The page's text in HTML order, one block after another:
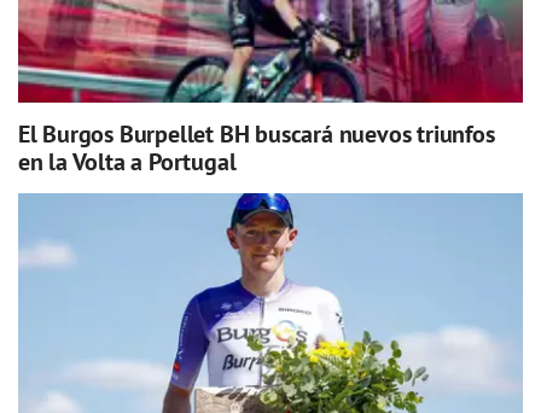
El Burgos Burpellet BH buscará nuevos triunfos
en la Volta a Portugal